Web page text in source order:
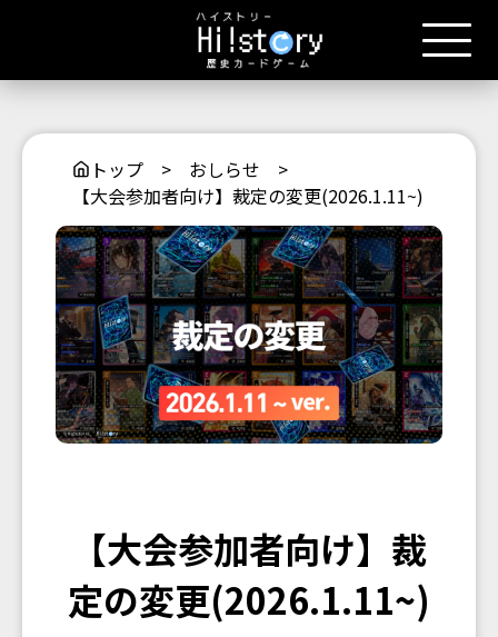
トップ > おしらせ >
【大会参加者向け】裁定の変更(2026.1.11~)
【大会参加者向け】裁
定の変更(2026.1.11~)